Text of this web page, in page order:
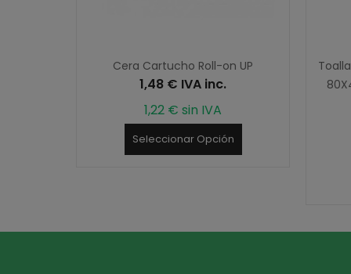
Cera Cartucho Roll-on UP
1,48 € IVA inc.
1,22 € sin IVA
Seleccionar Opción